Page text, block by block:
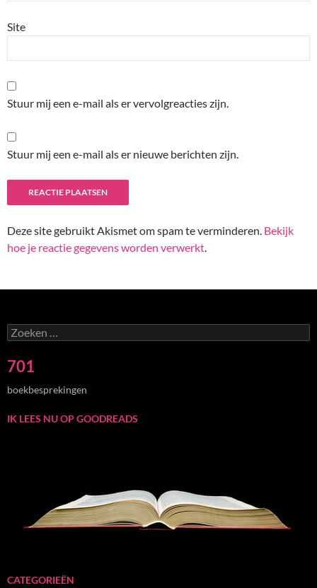
Site
Stuur mij een e-mail als er vervolgreacties zijn.
Stuur mij een e-mail als er nieuwe berichten zijn.
Deze site gebruikt Akismet om spam te verminderen. Bekijk
hoe je reactie gegevens worden verwerkt.
Zoeken
naar:
701
boekbesprekingen
IK LEES NU OP GOODREADS
CATEGORIEËN